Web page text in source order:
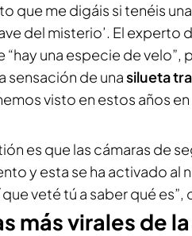
que me digáis si tenéis
del misterio’. El experto
“hay una especie de
sensación de unasilueta
visto en estos años
es que las cámaras de
y esta se ha activado al
que veté tú a saber qué
más virales de